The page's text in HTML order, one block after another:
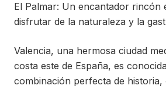
El Palmar: Un encantador rincón
disfrutar de la naturaleza y la
Valencia, una hermosa ciudad
costa este de España, es
combinación perfecta de